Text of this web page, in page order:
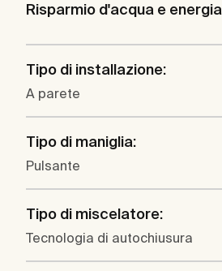
Risparmio d'acqua e energia
Tipo di installazione:
A parete
Tipo di maniglia:
Pulsante
Tipo di miscelatore:
Tecnologia di autochiusura